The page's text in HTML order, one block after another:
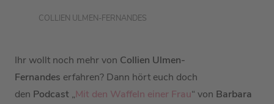
COLLIEN ULMEN-FERNANDES
Ihr wollt noch mehr von Collien Ulmen-
Fernandes erfahren? Dann hört euch doch
den Podcast „Mit den Waffeln einer Frau“ von Barbara